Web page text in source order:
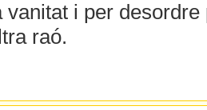
vanitat i per
raó.